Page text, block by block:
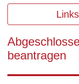
beantragen